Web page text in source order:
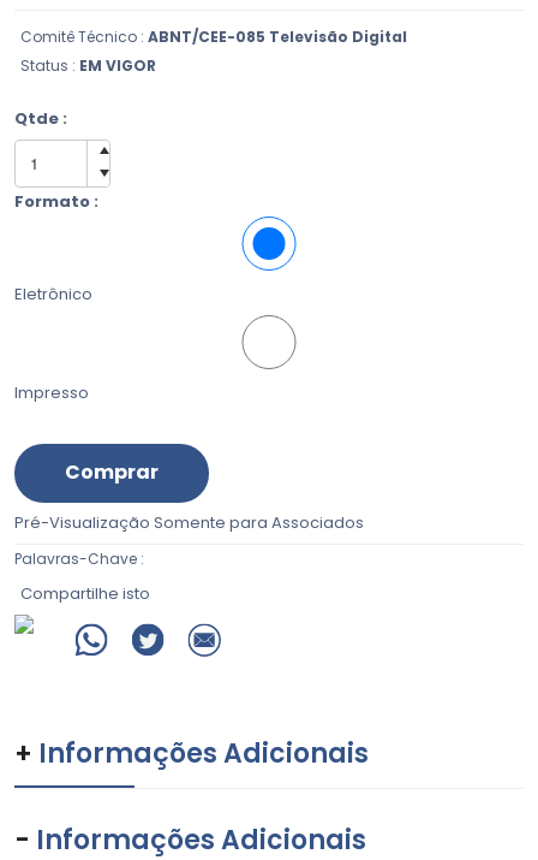
Comitê Técnico : ABNT/CEE-085 Televisão Digital
Status : EM VIGOR
Qtde :
Formato :
Eletrônico
Impresso
Comprar
Pré-Visualização Somente para Associados
Palavras-Chave :
Compartilhe isto
+ Informações Adicionais
- Informações Adicionais